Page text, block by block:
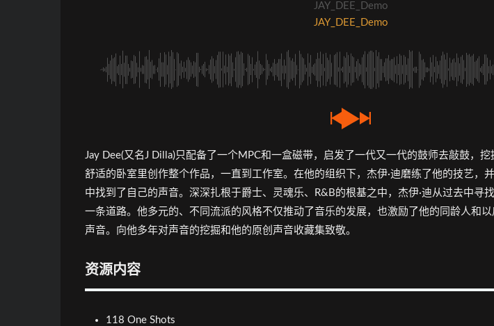
JAY_DEE_Demo
JAY_DEE_Demo
Jay Dee(又名J Dilla)只配备了一个MPC和一盒磁带，启发了一代又一代的鼓师去敲鼓，挖
舒适的卧室里创作整个作品，一直到工作室。在他的组织下，杰伊·迪磨练了他的技艺，
中找到了自己的声音。深深扎根于爵士、灵魂乐、R&B的根基之中，杰伊·迪从过去中寻
一条道路。他多元的、不同流派的风格不仅推动了音乐的发展，也激励了他的同龄人和
声音。向他多年对声音的挖掘和他的原创声音收藏集致敬。
资源内容
118 One Shots